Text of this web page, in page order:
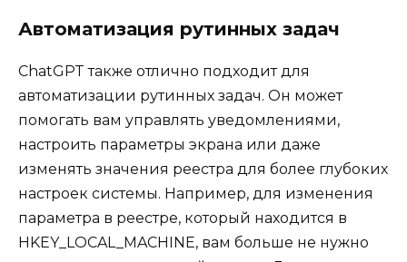
Автоматизация рутинных задач
ChatGPT также отлично подходит для
автоматизации рутинных задач. Он может
помогать вам управлять уведомлениями,
настроить параметры экрана или даже
изменять значения реестра для более глубоких
настроек системы. Например, для изменения
параметра в реестре, который находится в
HKEY_LOCAL_MACHINE, вам больше не нужно